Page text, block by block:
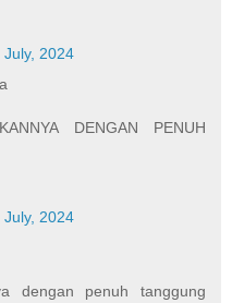
July, 2024
DENGAN PENUH
July, 2024
dengan penuh tanggung